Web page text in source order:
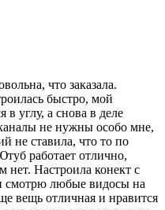
что заказала.
быстро, мой
в углу, а снова в деле
не нужны особо мне,
не ставила, что то по
работает отлично,
нет. Настроила конект с
смотрю любые видосы на
вещь отличная и нравится